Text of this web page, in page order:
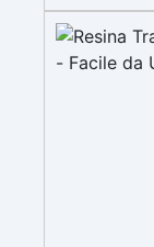
in 12-24h